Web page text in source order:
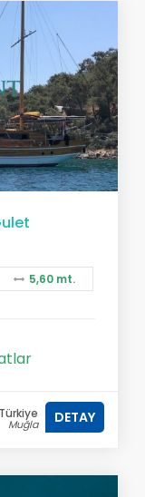
5,60 mt.
Türkiye
Muğla DETAY